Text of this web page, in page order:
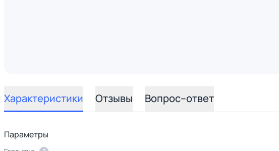
Характеристики Отзывы Вопрос–ответ
Параметры